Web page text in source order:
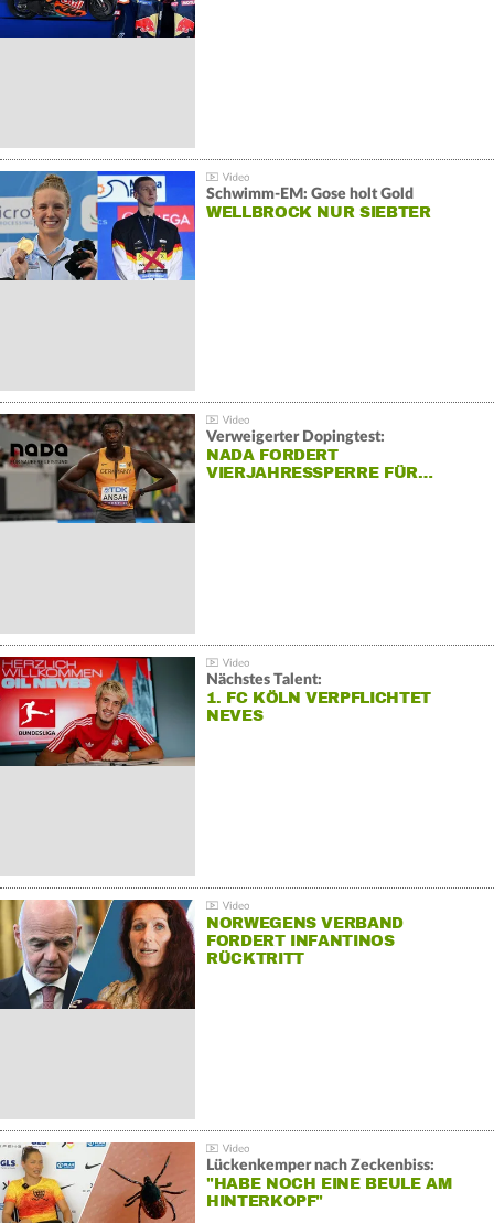
Schwimm-EM: Gose holt Gold
WELLBROCK NUR SIEBTER
Verweigerter Dopingtest:
NADA FORDERT
VIERJAHRESSPERRE FÜR…
Nächstes Talent:
1. FC KÖLN VERPFLICHTET
NEVES
NORWEGENS VERBAND
FORDERT INFANTINOS
RÜCKTRITT
Lückenkemper nach Zeckenbiss:
"HABE NOCH EINE BEULE AM
HINTERKOPF"